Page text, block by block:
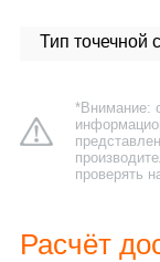
Тип точечной
*Внимание:
проверять
Расчёт